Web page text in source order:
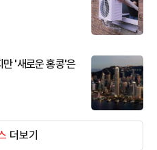
'새로운 홍콩'은
더보기